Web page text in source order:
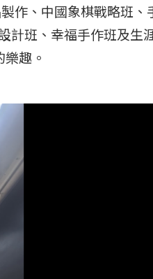
作、中國象棋戰略班、
計班、幸福手作班及
趣。